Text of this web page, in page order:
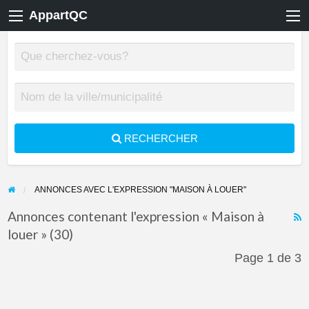
AppartQC
RECHERCHER
ANNONCES AVEC L'EXPRESSION "MAISON À LOUER"
Annonces contenant l'expression « Maison à
louer » (30)
Page 1 de 3